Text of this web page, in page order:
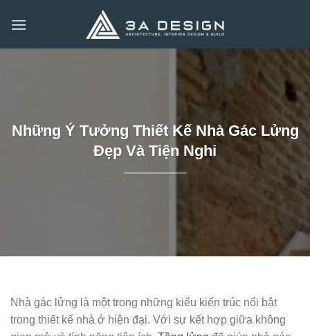
qua
Những Ý Tưởng Thiết Kế Nhà Gác Lửng
Đẹp Và Tiện Nghi
Nhà gác lửng là một trong những kiểu kiến trúc nổi bật
trong thiết kế nhà ở hiện đại. Với sự kết hợp giữa không